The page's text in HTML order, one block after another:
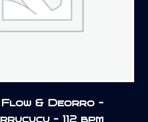
Flow & Deorro –
– 112 bpm